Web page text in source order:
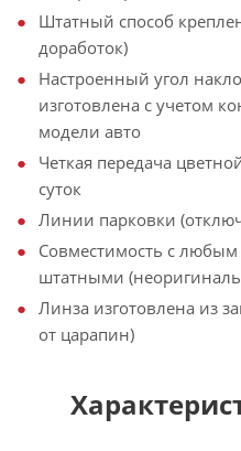
Штатный способ
доработок)
Настроенный угол
изготовлена с учетом
модели авто
Четкая передача
суток
Линии парковки
Совместимость с
штатными
Линза изготовлена из
от царапин)